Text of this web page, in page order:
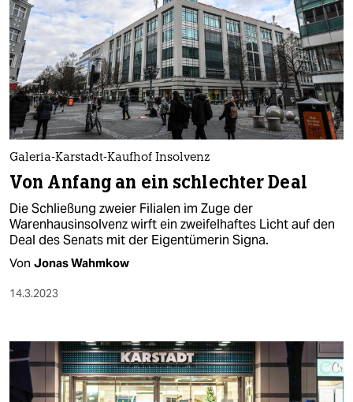
öko
gesellschaft
kultur
sport
berlin
wahrheit
verlag
verlag
shop
fragen & hilfe
Galeria-Karstadt-Kaufhof Insolvenz
Von Anfang an ein schlechter Deal
Die Schließung zweier Filialen im Zuge der
Warenhausinsolvenz wirft ein zweifelhaftes Licht auf den
Deal des Senats mit der Eigentümerin Signa.
Von Jonas Wahmkow
14.3.2023